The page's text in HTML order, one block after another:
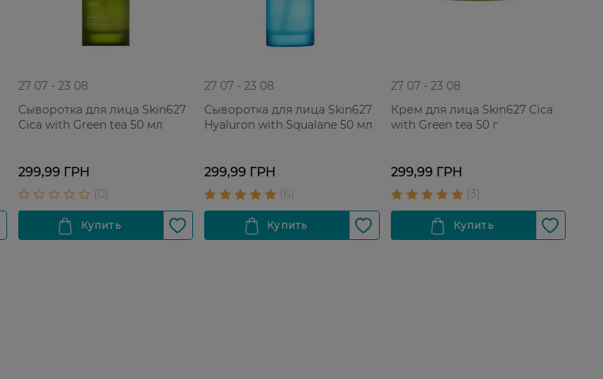
27 07 - 23 08
Сыворотка для лица Skin627
Cica with Green tea 50 мл
299,99 ГРН
27 07 - 23 08
Сыворотка для лица Skin627
Hyaluron with Squalane 50 мл
299,99 ГРН
27 07 - 23 08
Крем для лица Skin627 Cica
with Green tea 50 г
299,99 ГРН